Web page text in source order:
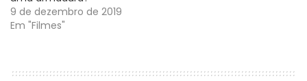
9 de dezembro de 2019
Em "Filmes"